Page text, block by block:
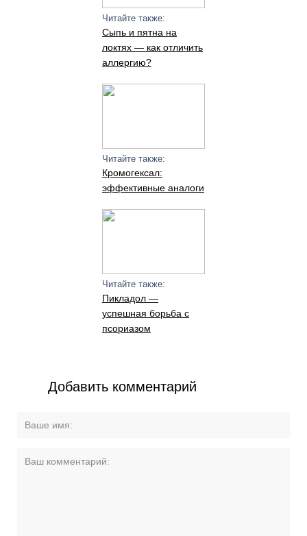
Читайте также:
Сыпь и пятна на
локтях — как отличить
аллергию?
Читайте также:
Кромогексал:
эффективные аналоги
Читайте также:
Пикладол —
успешная борьба с
псориазом
Добавить комментарий